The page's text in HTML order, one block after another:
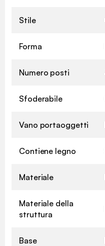
Stile
Forma
Numero posti
Sfoderabile
Vano portaoggetti
Contiene legno
Materiale
Materiale della
struttura
Base